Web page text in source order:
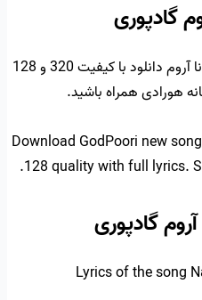
گادپوری
جدید گادپوری به نام نا آروم دانلود با کیفیت 320 و 128
هورادی همراه باشید.
Download GodPoori new
128 quality with full lyrics.
گادپوری
Lyrics of the song